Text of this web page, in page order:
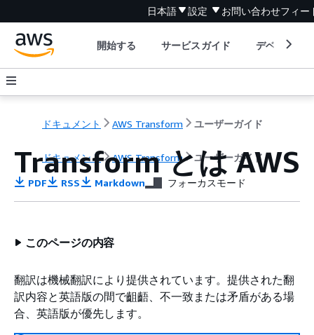
日本語 設定 お問い合わせフィー
開始する サービスガイド デベロッパ
ドキュメント AWS Transform ユーザーガイド
ドキュメント AWS Transform ユーザーガイド
Transform とは AWS
PDF RSS Markdown フォーカスモード
このページの内容
翻訳は機械翻訳により提供されています。提供された翻
訳内容と英語版の間で齟齬、不一致または矛盾がある場
合、英語版が優先します。